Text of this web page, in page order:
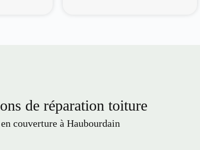
de réparation toiture
couverture à Haubourdain